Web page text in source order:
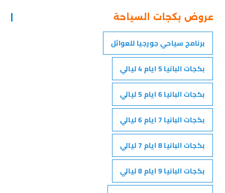
عروض بكجات السياحة
برنامج سياحي جورجيا للعوائل
بكجات البانيا 5 ايام 4 ليالي
بكجات البانيا 6 ايام 5 ليالي
بكجات البانيا 7 ايام 6 ليالي
بكجات البانيا 8 ايام 7 ليالي
بكجات البانيا 9 ايام 8 ليالي